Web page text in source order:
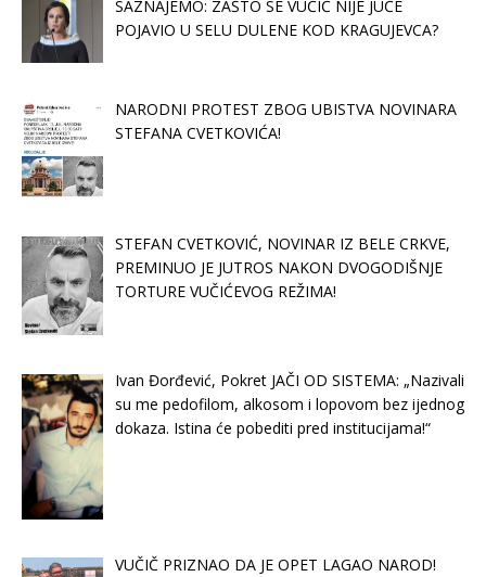
SAZNAJEMO: ZAŠTO SE VUČIĆ NIJE JUČE
POJAVIO U SELU DULENE KOD KRAGUJEVCA?
NARODNI PROTEST ZBOG UBISTVA NOVINARA
STEFANA CVETKOVIĆA!
STEFAN CVETKOVIĆ, NOVINAR IZ BELE CRKVE,
PREMINUO JE JUTROS NAKON DVOGODIŠNJE
TORTURE VUČIĆEVOG REŽIMA!
Ivan Đorđević, Pokret JAČI OD SISTEMA: „Nazivali
su me pedofilom, alkosom i lopovom bez ijednog
dokaza. Istina će pobediti pred institucijama!“
VUČIČ PRIZNAO DA JE OPET LAGAO NAROD!